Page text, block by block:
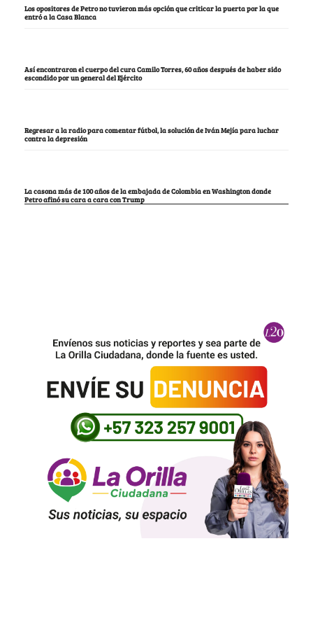
Los opositores de Petro no tuvieron más opción que criticar la puerta por la que
entró a la Casa Blanca
Así encontraron el cuerpo del cura Camilo Torres, 60 años después de haber sido
escondido por un general del Ejército
Regresar a la radio para comentar fútbol, la solución de Iván Mejía para luchar
contra la depresión
La casona más de 100 años de la embajada de Colombia en Washington donde
Petro afinó su cara a cara con Trump